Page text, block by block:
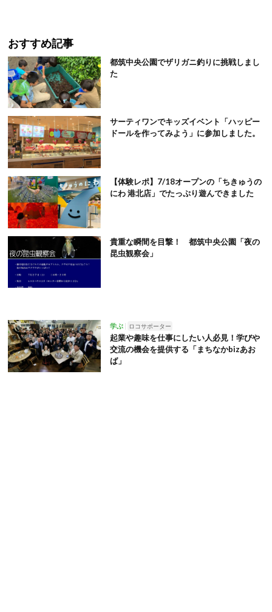
おすすめ記事
都筑中央公園でザリガニ釣りに挑戦しまし
た
サーティワンでキッズイベント「ハッピー
ドールを作ってみよう」に参加しました。
【体験レポ】7/18オープンの「ちきゅうの
にわ 港北店」でたっぷり遊んできました
貴重な瞬間を目撃！ 都筑中央公園「夜の
昆虫観察会」
学ぶ ロコサポーター
起業や趣味を仕事にしたい人必見！学びや
交流の機会を提供する「まちなかbizあお
ば」